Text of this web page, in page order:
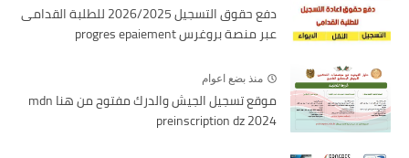
دفع حقوق التسجيل 2026/2025 للطلبة القدامى
عبر منصة بروغرس progres epaiement
منذ بضع اعوام
موقع تسجيل الجيش والدرك مفتوح من هنا mdn
preinscription dz 2024